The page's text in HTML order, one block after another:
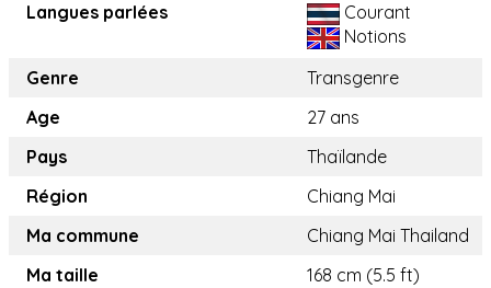
Langues parlées
Courant
Notions
Genre
Transgenre
Age
27 ans
Pays
Thaïlande
Région
Chiang Mai
Ma commune
Chiang Mai Thailand
Ma taille
168 cm (5.5 ft)